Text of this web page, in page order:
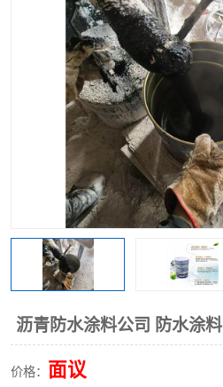
沥青防水涂料公司 防水涂料
价格： 面议